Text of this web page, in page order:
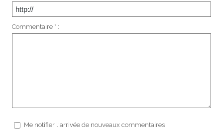
Commentaire * :
Me notifier l'arrivée de nouveaux commentaires